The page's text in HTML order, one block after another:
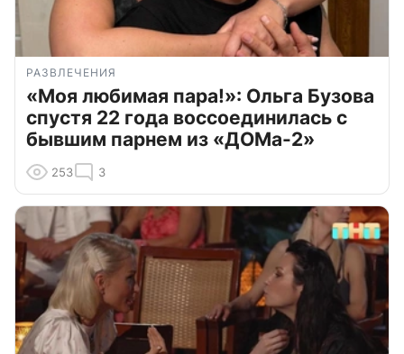
РАЗВЛЕЧЕНИЯ
«Моя любимая пара!»: Ольга Бузова
спустя 22 года воссоединилась с
бывшим парнем из «ДОМа-2»
253 3